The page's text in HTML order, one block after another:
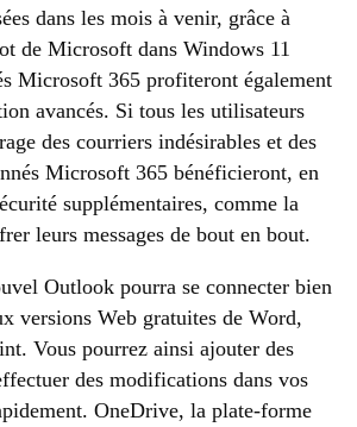
dans les mois à venir, grâce à
de Microsoft dans Windows 11
Microsoft 365 profiteront également
avancés. Si tous les utilisateurs
des courriers indésirables et des
Microsoft 365 bénéficieront, en
supplémentaires, comme la
leurs messages de bout en bout.
Outlook pourra se connecter bien
versions Web gratuites de Word,
Vous pourrez ainsi ajouter des
des modifications dans vos
OneDrive, la plate-forme